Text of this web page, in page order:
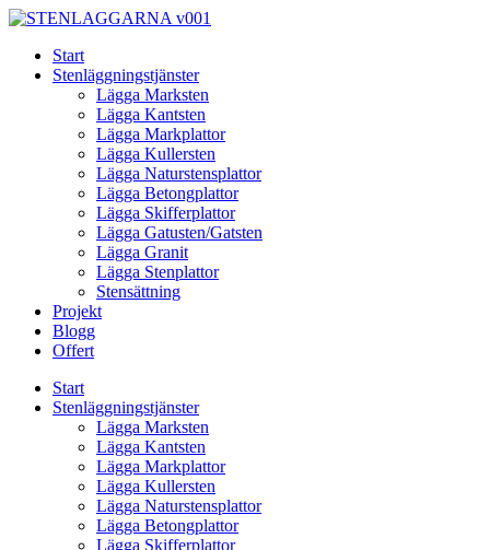
Skip
contentStart
Stenläggningstjänster
Lägga Marksten
Lägga Kantsten
Lägga Markplattor
Lägga Kullersten
Lägga Naturstensplattor
Lägga Betongplattor
Lägga Skifferplattor
Lägga Gatusten/Gatsten
Lägga Granit
Lägga Stenplattor
Stensättning
Projekt
Blogg
Offert
Start
Stenläggningstjänster
Lägga Marksten
Lägga Kantsten
Lägga Markplattor
Lägga Kullersten
Lägga Naturstensplattor
Lägga Betongplattor
Lägga Skifferplattor